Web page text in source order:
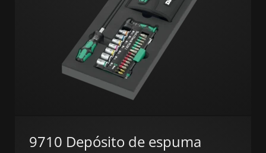
9710 Depósito de espuma